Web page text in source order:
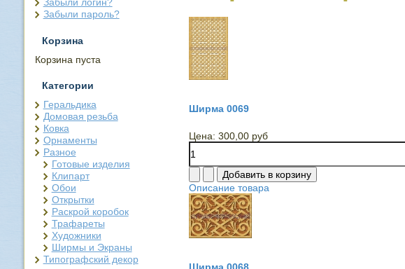
Забыли пароль?
Корзина
Корзина пуста
Категории
Геральдика
Домовая резьба
Ковка
Орнаменты
Разное
Готовые изделия
Клипарт
Обои
Открытки
Раскрой коробок
Трафареты
Художники
Ширмы и Экраны
Типографский декор
Ширма 0069
Цена: 300,00 руб
Описание товара